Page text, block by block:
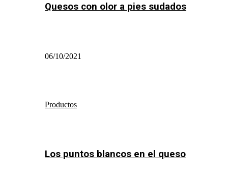
Quesos con olor a pies sudados
06/10/2021
Productos
Los puntos blancos en el queso